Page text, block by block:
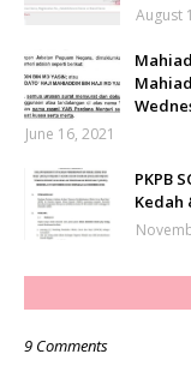
August
June 16, 2021
PKPB
Kedah
9 Comments